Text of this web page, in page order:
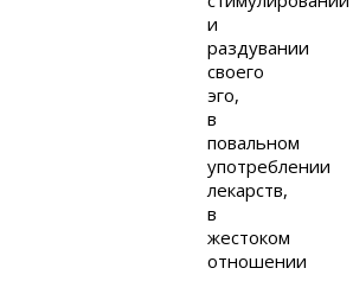
и
раздувании
своего
эго,
в
повальном
употреблении
лекарств,
в
жестоком
отношении